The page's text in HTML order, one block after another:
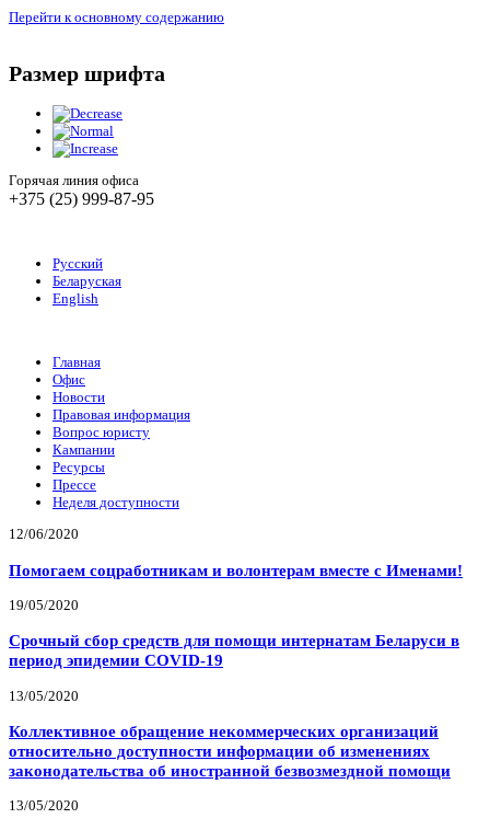
Перейти к основному содержанию
Размер шрифта
Горячая линия офиса
+375 (25) 999-87-95
Русский
Беларуская
English
Главная
Офис
Новости
Правовая информация
Вопрос юристу
Кампании
Ресурсы
Прессе
Неделя доступности
12/06/2020
Помогаем соцработникам и волонтерам вместе с Именами!
19/05/2020
Срочный сбор средств для помощи интернатам Беларуси в
период эпидемии COVID-19
13/05/2020
Коллективное обращение некоммерческих организаций
относительно доступности информации об изменениях
законодательства об иностранной безвозмездной помощи
13/05/2020